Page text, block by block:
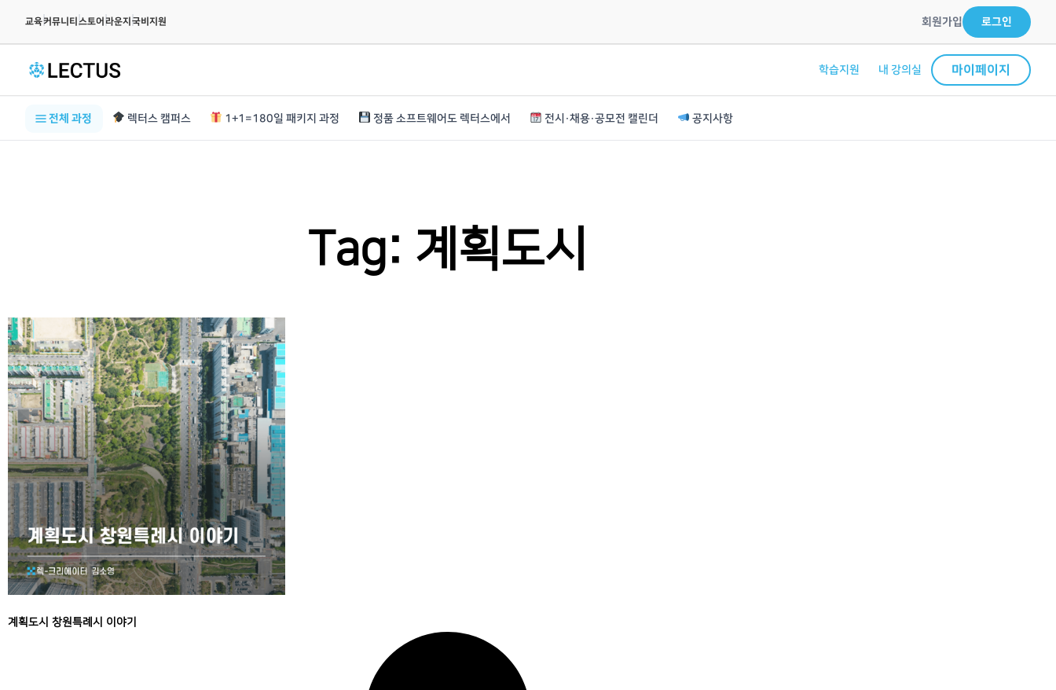
교육|커뮤니티 |스토어 |라운지 |국비지원 회원가입 로그인
학습지원 내 강의실 마이페이지
전체 과정 렉터스 캠퍼스 1+1=180일 패키지 과정 정품 소프트웨어도 렉터스에서 전시·채용·공모전 캘린더 공지사항
Tag: 계획도시
계획도시 창원특례시 이야기